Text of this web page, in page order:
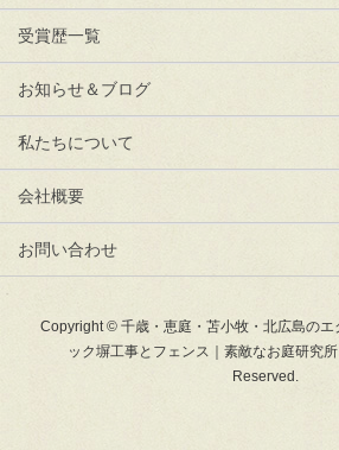
受賞歴一覧
お知らせ＆ブログ
私たちについて
会社概要
お問い合わせ
Copyright © 千歳・恵庭・苫小牧・北広島のエ
ック塀工事とフェンス｜素敵なお庭研究
Reserved.